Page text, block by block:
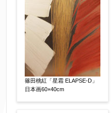
篠田桃紅「星霜 ELAPSE-D」
日本画60×40cm